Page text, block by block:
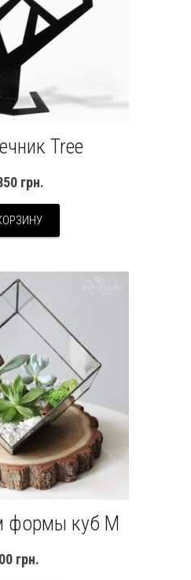
Tree
грн.
формы куб M
грн.